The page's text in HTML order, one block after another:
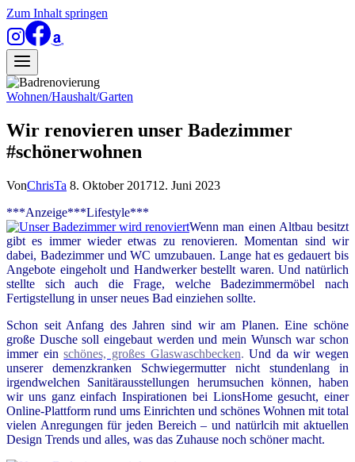
Zum Inhalt springen
Wohnen/Haushalt/Garten
Wir renovieren unser Badezimmer
#schönerwohnen
VonChrisTa 8. Oktober 201712. Juni 2023
***Anzeige***Lifestyle***
Wenn man einen Altbau besitzt
gibt es immer wieder etwas zu renovieren. Momentan sind wir
dabei, Badezimmer und WC umzubauen. Lange hat es gedauert bis
Angebote eingeholt und Handwerker bestellt waren. Und natürlich
stellte sich auch die Frage, welche Badezimmermöbel nach
Fertigstellung in unser neues Bad einziehen sollte.
Schon seit Anfang des Jahren sind wir am Planen. Eine schöne
große Dusche soll eingebaut werden und mein Wunsch war schon
immer einschönes, großes Glaswaschbecken. Und da wir wegen
unserer demenzkranken Schwiegermutter nicht stundenlang in
irgendwelchen Sanitärausstellungen herumsuchen können, haben
wir uns ganz einfach Inspirationen bei LionsHome gesucht, einer
Online-Plattform rund ums Einrichten und schönes Wohnen mit total
vielen Anregungen für jeden Bereich – und natürlcih mit aktuellen
Design Trends und alles, was das Zuhause noch schöner macht.